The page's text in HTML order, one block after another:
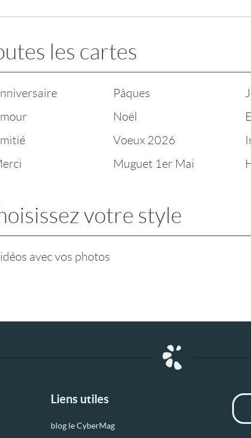
les cartes
Pâques
Noël
Voeux 2026
Muguet 1er Mai
votre style
avec vos photos
Liens utiles
blog le CyberMag